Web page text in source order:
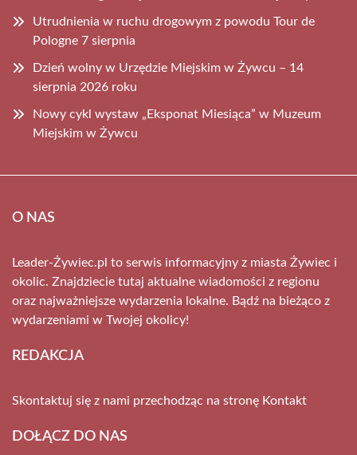
Utrudnienia w ruchu drogowym z powodu Tour de
Pologne 7 sierpnia
Dzień wolny w Urzędzie Miejskim w Żywcu – 14
sierpnia 2026 roku
Nowy cykl wystaw „Eksponat Miesiąca” w Muzeum
Miejskim w Żywcu
O NAS
Leader-Żywiec.pl to serwis informacyjny z miasta Żywiec i
okolic. Znajdziecie tutaj aktualne wiadomości z regionu
oraz najważniejsze wydarzenia lokalne. Bądź na bieżąco z
wydarzeniami w Twojej okolicy!
REDAKCJA
Skontaktuj się z nami przechodząc na stronę Kontakt
DOŁĄCZ DO NAS